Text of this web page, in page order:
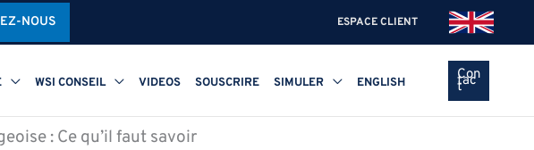
NOUS ESPACE CLIENT
WSI CONSEIL VIDEOS SOUSCRIRE SIMULER ENGLISH Con
tac
t
: Ce qu’il faut savoir